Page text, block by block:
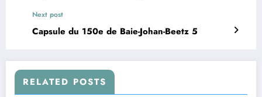
Next post
Capsule du 150e de Baie-Johan-Beetz 5
RELATED POSTS